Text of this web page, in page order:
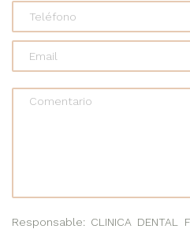
Responsable: CLINICA DENTAL